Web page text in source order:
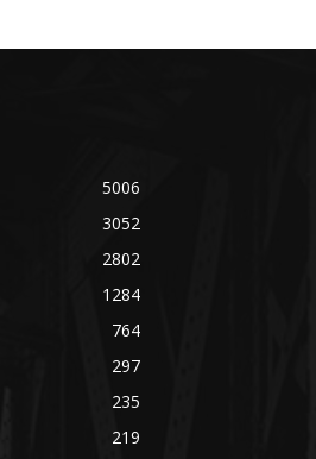
5006
3052
2802
1284
764
297
235
219